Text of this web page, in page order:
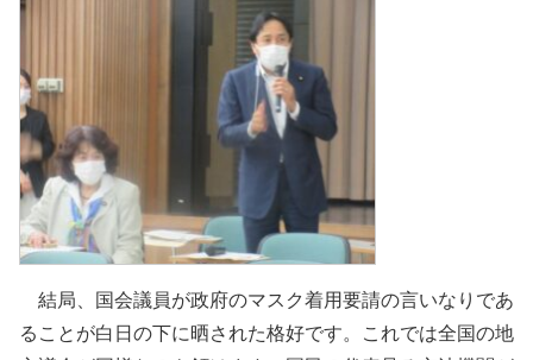
結局、国会議員が政府のマスク着用要請の言いなりであ
ることが白日の下に晒された格好です。これでは全国の地